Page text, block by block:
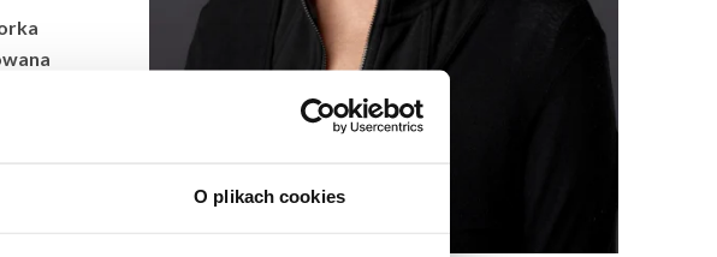
O plikach cookies
Oddziale
sposób